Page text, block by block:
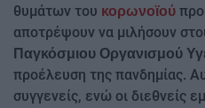
θυμάτων του κορωνοϊού
αποτρέψουν να μιλήσουν
Παγκόσμιου Οργανισμού
προέλευση της πανδημίας.
συγγενείς, ενώ οι διεθνείς